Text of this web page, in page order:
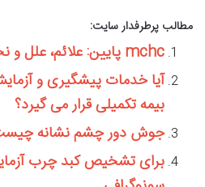
مطالب پرطرفدار سایت:
mchc پایین: علائم، علل و نحوه درمان آن
آیا خدمات پیشگیری و
بیمه تکمیلی قرار می گیرد؟
جوش دور چشم نشانه
برای تشخیص کبد چرب